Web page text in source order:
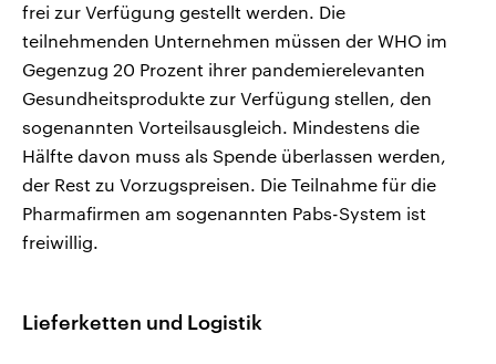
frei zur Verfügung gestellt werden. Die
teilnehmenden Unternehmen müssen der WHO im
Gegenzug 20 Prozent ihrer pandemierelevanten
Gesundheitsprodukte zur Verfügung stellen, den
sogenannten Vorteilsausgleich. Mindestens die
Hälfte davon muss als Spende überlassen werden,
der Rest zu Vorzugspreisen. Die Teilnahme für die
Pharmafirmen am sogenannten Pabs-System ist
freiwillig.
Lieferketten und Logistik